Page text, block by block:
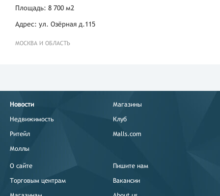
Площадь: 8 700 м2
Адрес: ул. Озёрная д.115
МОСКВА И ОБЛАСТЬ
Новости
Недвижимость
Ритейл
Моллы
Магазины
Клуб
Malls.com
О сайте
Торговым центрам
Пишите нам
Вакансии